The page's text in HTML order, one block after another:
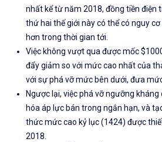
nhất kể từ năm 2018, đồng tiền điện
thứ hai thế giới này có thể có nguy
hơn trong thời gian tới.
Việc không vượt qua được mốc
đẩy giảm so với mức cao nhất của
với sự phá vỡ mức bên dưới, đưa
Ngược lại, việc phá vỡ ngưỡng
hóa áp lực bán trong ngắn hạn, và
thức mức cao kỷ lục (1424) được
2018.